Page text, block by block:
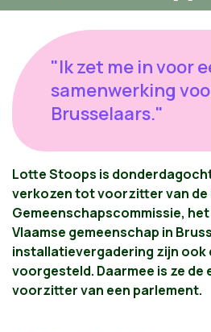
"Ik zet me in voor
samenwerking
Brusselaars."
Lotte Stoops is
verkozen tot voorzitter van de
Gemeenschapscommissie,
Vlaamse gemeenschap in
installatievergadering zijn ook
voorgesteld. Daarmee is ze de
voorzitter van een parlement.